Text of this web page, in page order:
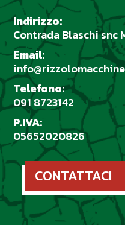
Indirizzo:
Contrada Blaschi snc
Email:
Telefono:
091 8723142
P.IVA:
05652020826
CONTATTACI